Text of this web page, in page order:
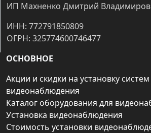
ИП Махненко Дмитрий
ИНН: 772791850809
ОГРН: 325774600746477
ОСНОВНОЕ
Акции и скидки на установку систем
видеонаблюдения
Каталог оборудования для
Установка видеонаблюдения
Стоимость установки